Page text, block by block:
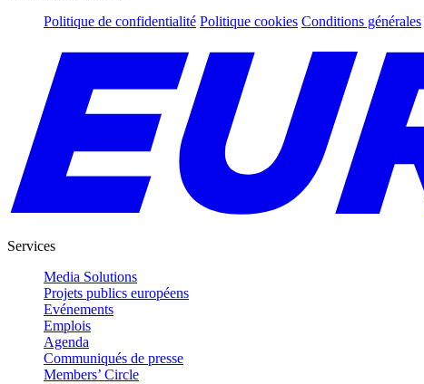
Politique de confidentialité Politique cookies Conditions générales
Services
Media Solutions
Projets publics européens
Evénements
Emplois
Agenda
Communiqués de presse
Members’ Circle